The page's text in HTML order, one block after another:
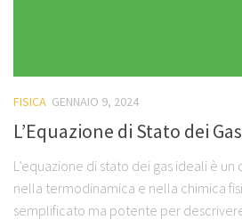
FISICA GENNAIO 9, 2024
L’Equazione di Stato dei
L’equazione di stato dei gas ideali è
nella termodinamica e nella chimica
semplificato ma potente per